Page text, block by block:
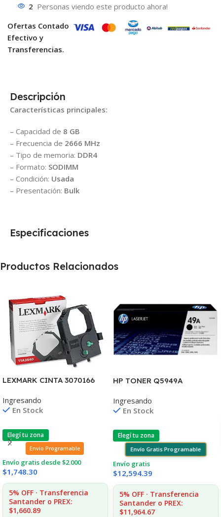
2 Personas viendo este producto ahora!
Ofertas Contado
Efectivo y
Transferencias.
Descripción
Características principales:
– Capacidad de 8 GB
– Frecuencia de 2666 MHz
– Tipo de memoria: DDR4
– Formato: SODIMM
– Condición: Usada
– Presentación: Bulk
Especificaciones
Productos Relacionados
LEXMARK CINTA 3070166
4.000 CPS 11A3540
Ingresando
En Stock
Elegí tu zona
Envio Programable
Envío gratis desde $2.000
$1,748.30
5% OFF · Transferencia
Santander o PREX:
$1,660.89
HP TONER Q5949A
COPIAS
Ingresando
En Stock
Elegí tu zona
Envío Gratis Programable
Envío gratis
$12,594.39
5% OFF · Transferencia
Santander o PREX:
$11,964.67